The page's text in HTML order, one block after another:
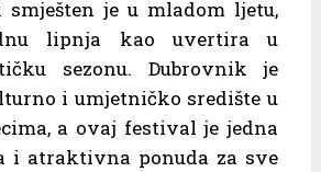
je u mladom ljetu,
lipnja kao uvertira u
sezonu. Dubrovnik je
i umjetničko središte u
a ovaj festival je jedna
i atraktivna ponuda za sve